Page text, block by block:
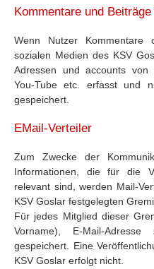
Kommentare und
Wenn Nutzer
sozialen Medien des KSV
Adressen und accounts von
You-Tube etc. erfasst und
gespeichert.
EMail-Verteiler
Zum Zwecke der
Informationen, die für die
relevant sind, werden Mail-
KSV Goslar festgelegten
Für jedes Mitglied dieser
Vorname), E-Mail-
gespeichert. Eine
KSV Goslar erfolgt nicht.